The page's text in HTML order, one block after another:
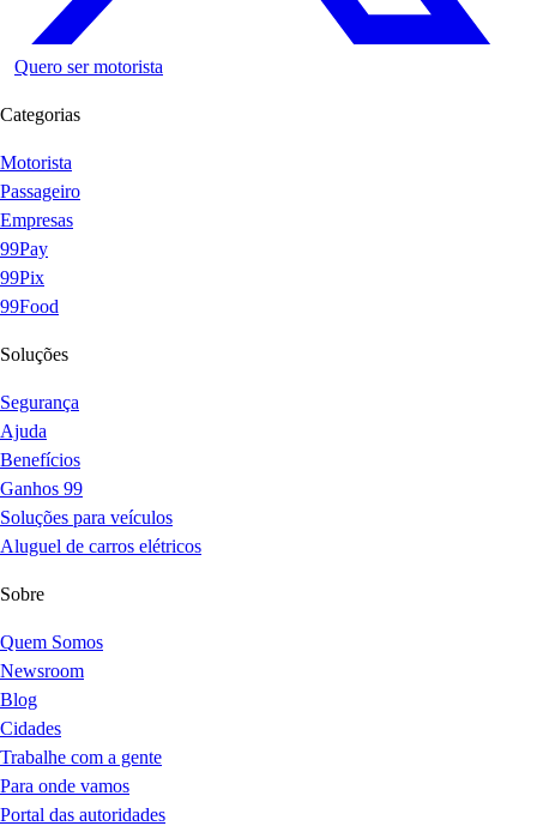
Quero ser motorista
Categorias
Motorista
Passageiro
Empresas
99Pay
99Pix
99Food
Soluções
Segurança
Ajuda
Benefícios
Ganhos 99
Soluções para veículos
Aluguel de carros elétricos
Sobre
Quem Somos
Newsroom
Blog
Cidades
Trabalhe com a gente
Para onde vamos
Portal das autoridades